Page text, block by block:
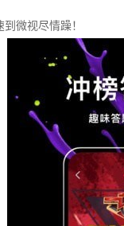
微视尽情躁！